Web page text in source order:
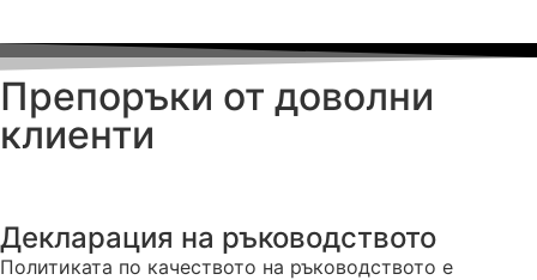
Препоръки от доволни
клиенти
Декларация на ръководството
Политиката по качеството на ръководството е